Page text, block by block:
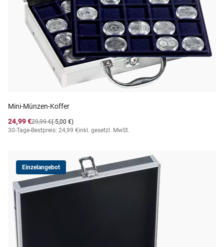
Mini-Münzen-Koffer
24,99 €
(-5,00 €)
29,99 €
30-Tage-Bestpreis: 24,99 €inkl. gesetzl. MwSt.
Einzelangebot